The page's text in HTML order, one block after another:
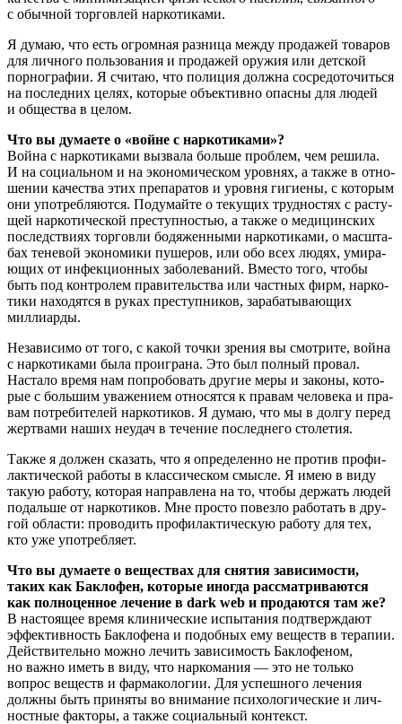
с обыч­ной тор­гов­лей наркотиками.
Я думаю, что есть огром­ная раз­ни­ца меж­ду про­да­жей това­ров
для лич­но­го поль­зо­ва­ния и про­да­жей ору­жия или дет­ской
пор­но­гра­фии. Я счи­таю, что поли­ция долж­на сосре­до­то­чить­ся
на послед­них целях, кото­рые объ­ек­тив­но опас­ны для людей
и обще­ства в целом.
Что вы дума­е­те о «войне с наркотиками»?
Вой­на с нар­ко­ти­ка­ми вызва­ла боль­ше про­блем, чем реши­ла.
И на соци­аль­ном и на эко­но­ми­че­ском уров­нях, а так­же в отно­
ше­нии каче­ства этих пре­па­ра­тов и уров­ня гиги­е­ны, с кото­рым
они упо­треб­ля­ют­ся. Поду­май­те о теку­щих труд­но­стях с рас­ту­
щей нар­ко­ти­че­ской пре­ступ­но­стью, а так­же о меди­цин­ских
послед­стви­ях тор­гов­ли бодя­жен­ны­ми нар­ко­ти­ка­ми, о мас­шта­
бах тене­вой эко­но­ми­ки пуше­ров, или обо всех людях, уми­ра­
ю­щих от инфек­ци­он­ных забо­ле­ва­ний. Вме­сто того, что­бы
быть под кон­тро­лем пра­ви­тель­ства или част­ных фирм, нар­ко­
ти­ки нахо­дят­ся в руках пре­ступ­ни­ков, зара­ба­ты­ва­ю­щих
миллиарды.
Неза­ви­си­мо от того, с какой точ­ки зре­ния вы смот­ри­те, вой­на
с нар­ко­ти­ка­ми была про­иг­ра­на. Это был пол­ный про­вал.
Наста­ло вре­мя нам попро­бо­вать дру­гие меры и зако­ны, кото­
рые с боль­шим ува­же­ни­ем отно­сят­ся к пра­вам чело­ве­ка и пра­
вам потре­би­те­лей нар­ко­ти­ков. Я думаю, что мы в дол­гу перед
жерт­ва­ми наших неудач в тече­ние послед­не­го столетия.
Так­же я дол­жен ска­зать, что я опре­де­лен­но не про­тив про­фи­
лак­ти­че­ской рабо­ты в клас­си­че­ском смыс­ле. Я имею в виду
такую рабо­ту, кото­рая направ­ле­на на то, что­бы дер­жать людей
подаль­ше от нар­ко­ти­ков. Мне про­сто повез­ло рабо­тать в дру­
гой обла­сти: про­во­дить про­фи­лак­ти­че­скую рабо­ту для тех,
кто уже употребляет.
Что вы дума­е­те о веще­ствах для сня­тия зави­си­мо­сти,
таких как Бакло­фен, кото­рые ино­гда рас­смат­ри­ва­ют­ся
как пол­но­цен­ное лече­ние в dark web и про­да­ют­ся там же?
В насто­я­щее вре­мя кли­ни­че­ские испы­та­ния под­твер­жда­ют
эффек­тив­ность Бакло­фе­на и подоб­ных ему веществ в тера­пии.
Дей­стви­тель­но мож­но лечить зави­си­мость Бакло­фе­ном,
но важ­но иметь в виду, что нар­ко­ма­ния — это не толь­ко
вопрос веществ и фар­ма­ко­ло­гии. Для успеш­но­го лече­ния
долж­ны быть при­ня­ты во вни­ма­ние пси­хо­ло­ги­че­ские и лич­
ност­ные фак­то­ры, а так­же соци­аль­ный контекст.